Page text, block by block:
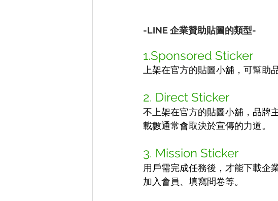
-LINE 企業贊助貼圖的類型-
1.Sponsored Sticker
上架在官方的貼圖小舖，可幫助
2. Direct Sticker
不上架在官方的貼圖小舖，品牌
載數通常會取決於宣傳的力道。
3. Mission Sticker
用戶需完成任務後，才能下載企
加入會員、填寫問卷等。